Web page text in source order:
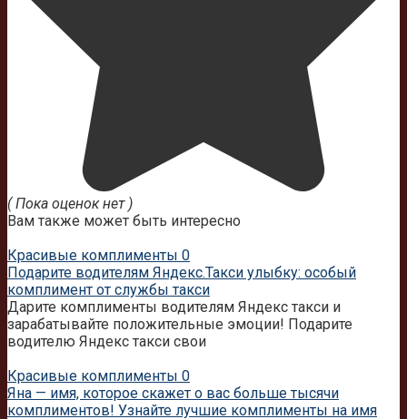
( Пока оценок нет )
Вам также может быть интересно
Красивые комплименты 0
Подарите водителям Яндекс.Такси улыбку: особый
комплимент от службы такси
Дарите комплименты водителям Яндекс такси и
зарабатывайте положительные эмоции! Подарите
водителю Яндекс такси свои
Красивые комплименты 0
Яна — имя, которое скажет о вас больше тысячи
комплиментов! Узнайте лучшие комплименты на имя